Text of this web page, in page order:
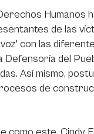
Humanos
de las
con las
del
Así mismo,
de